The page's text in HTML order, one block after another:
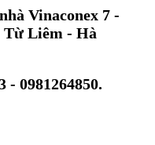
Vinaconex 7 -
Từ Liêm - Hà
- 0981264850.